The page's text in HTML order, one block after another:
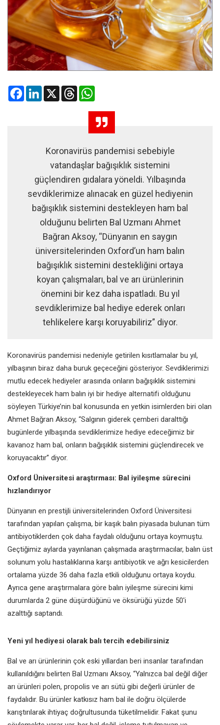
FacebookLinkedIn
X Threads
Koronavirüs pandemisi sebebiyle
vatandaşlar bağışıklık sistemini
güçlendiren gıdalara yöneldi. Yılbaşında
sevdiklerimize alınacak en güzel hediyenin
bağışıklık sistemini destekleyen ham bal
olduğunu belirten Bal Uzmanı Ahmet
Bağran Aksoy, “Dünyanın en saygın
üniversitelerinden Oxford’un ham balın
bağışıklık sistemini destekliğini ortaya
koyan çalışmaları, bal ve arı ürünlerinin
önemini bir kez daha ispatladı. Bu yıl
sevdiklerimize bal hediye ederek onları
tehlikelere karşı koruyabiliriz” diyor.
Koronavirüs pandemisi nedeniyle getirilen kısıtlamalar bu yıl,
yılbaşının biraz daha buruk geçeceğini gösteriyor. Sevdiklerimizi
mutlu edecek hediyeler arasında onların bağışıklık sistemini
destekleyecek ham balın iyi bir hediye alternatifi olduğunu
söyleyen Türkiye’nin bal konusunda en yetkin isimlerden biri olan
Ahmet Bağran Aksoy, “Salgının giderek çemberi daralttığı
bugünlerde yılbaşında sevdiklerimize hediye edeceğimiz bir
kavanoz ham bal, onların bağışıklık sistemini güçlendirecek ve
koruyacaktır” diyor.
Oxford Üniversitesi araştırması: Bal iyileşme sürecini
hızlandırıyor
Dünyanın en prestijli üniversitelerinden Oxford Üniversitesi
tarafından yapılan çalışma, bir kaşık balın piyasada bulunan tüm
antibiyotiklerden çok daha faydalı olduğunu ortaya koymuştu.
Geçtiğimiz aylarda yayınlanan çalışmada araştırmacılar, balın üst
solunum yolu hastalıklarına karşı antibiyotik ve ağrı kesicilerden
ortalama yüzde 36 daha fazla etkili olduğunu ortaya koydu.
Ayrıca gene araştırmalara göre balın iyileşme sürecini kimi
durumlarda 2 güne düşürdüğünü ve öksürüğü yüzde 50'i
azalttığı saptandı.
Yeni yıl hediyesi olarak balı tercih edebilirsiniz
Bal ve arı ürünlerinin çok eski yıllardan beri insanlar tarafından
kullanıldığını belirten Bal Uzmanı Aksoy, “Yalnızca bal değil diğer
arı ürünleri polen, propolis ve arı sütü gibi değerli ürünler de
faydalıdır. Bu ürünler katkısız ham bal ile doğru ölçülerde
karıştırılarak ihtiyaç doğrultusunda tüketilmelidir. Fakat şunu